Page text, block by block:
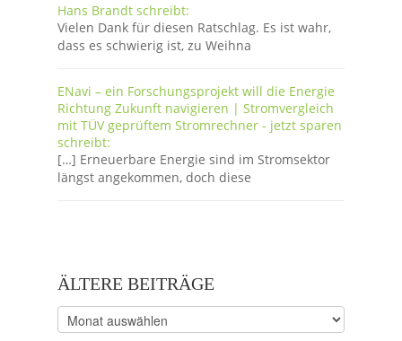
Hans Brandt schreibt:
Vielen Dank für diesen Ratschlag. Es ist wahr,
dass es schwierig ist, zu Weihna
ENavi – ein Forschungsprojekt will die Energie
Richtung Zukunft navigieren | Stromvergleich
mit TÜV geprüftem Stromrechner - jetzt sparen
schreibt:
[…] Erneuerbare Energie sind im Stromsektor
längst angekommen, doch diese
ÄLTERE BEITRÄGE
Ältere
Beiträge